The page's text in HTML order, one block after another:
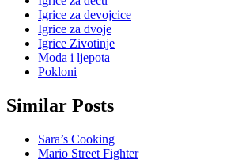
Igrice za devojcice
Igrice za dvoje
Igrice Zivotinje
Moda i ljepota
Pokloni
Similar Posts
Sara’s Cooking
Mario Street Fighter